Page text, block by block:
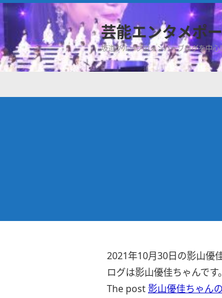
芸能エンタメポ
坂道グループのメンバーブログを中
2021年10月30日の影山優
ログは影山優佳ちゃん
The post影山優佳ちゃん